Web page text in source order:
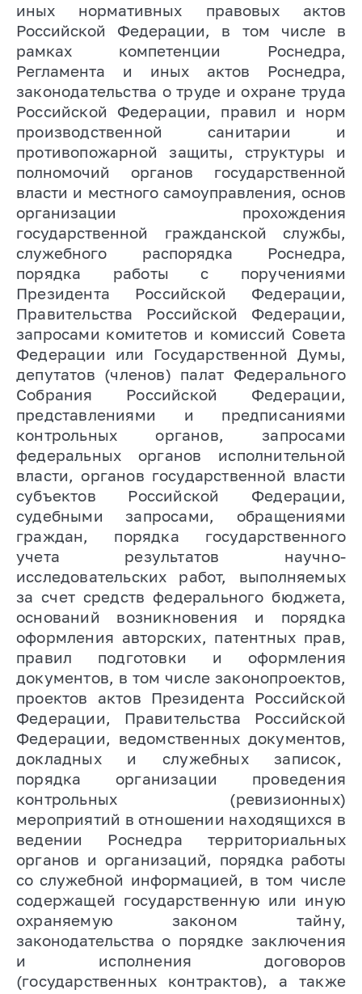
иных нормативных правовых актов
Российской Федерации, в том числе в
рамках компетенции Роснедра,
Регламента и иных актов Роснедра,
законодательства о труде и охране труда
Российской Федерации, правил и норм
производственной санитарии и
противопожарной защиты, структуры и
полномочий органов государственной
власти и местного самоуправления, основ
организации прохождения
государственной гражданской службы,
служебного распорядка Роснедра,
порядка работы с поручениями
Президента Российской Федерации,
Правительства Российской Федерации,
запросами комитетов и комиссий Совета
Федерации или Государственной Думы,
депутатов (членов) палат Федерального
Собрания Российской Федерации,
представлениями и предписаниями
контрольных органов, запросами
федеральных органов исполнительной
власти, органов государственной власти
субъектов Российской Федерации,
судебными запросами, обращениями
граждан, порядка государственного
учета результатов научно-
исследовательских работ, выполняемых
за счет средств федерального бюджета,
оснований возникновения и порядка
оформления авторских, патентных прав,
правил подготовки и оформления
документов, в том числе законопроектов,
проектов актов Президента Российской
Федерации, Правительства Российской
Федерации, ведомственных документов,
докладных и служебных записок,
порядка организации проведения
контрольных (ревизионных)
мероприятий в отношении находящихся в
ведении Роснедра территориальных
органов и организаций, порядка работы
со служебной информацией, в том числе
содержащей государственную или иную
охраняемую законом тайну,
законодательства о порядке заключения
и исполнения договоров
(государственных контрактов), а также